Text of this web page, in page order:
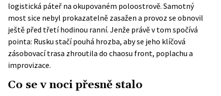
logistická páteř na okupovaném poloostrově. Samotný
most sice nebyl prokazatelně zasažen a provoz se obnovil
ještě před třetí hodinou ranní. Jenže právě v tom spočívá
pointa: Rusku stačí pouhá hrozba, aby se jeho klíčová
zásobovací trasa zhroutila do chaosu front, poplachu a
improvizace.
Co se v noci přesně stalo